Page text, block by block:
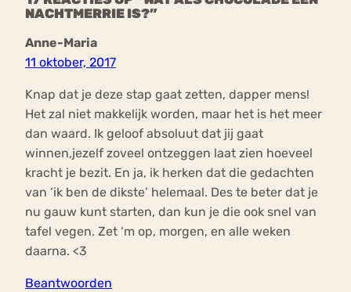
NACHTMERRIE IS?”
Anne-Maria
11 oktober, 2017
Knap dat je deze stap gaat zetten, dapper mens!
Het zal niet makkelijk worden, maar het is het meer
dan waard. Ik geloof absoluut dat jij gaat
winnen,jezelf zoveel ontzeggen laat zien hoeveel
kracht je bezit. En ja, ik herken dat die gedachten
van ‘ik ben de dikste’ helemaal. Des te beter dat je
nu gauw kunt starten, dan kun je die ook snel van
tafel vegen. Zet ‘m op, morgen, en alle weken
daarna. <3
Beantwoorden